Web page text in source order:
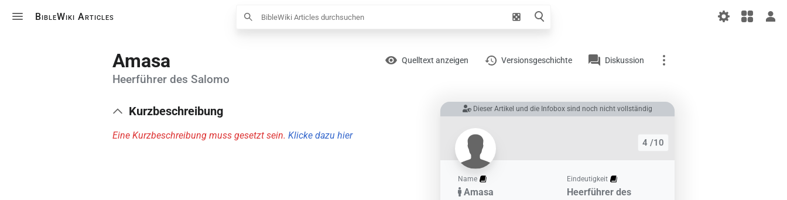
BibleWiki Articles
Zufälliger
Artikel
Amasa
Heerführer des Salomo
LesenQuelltext anzeigen Versionsgeschichte Diskussion
Links auf diesem
Artikel
Permanenter Link
Dieser Artikel und die Infobox sind noch nicht vollständig
4 /10
Name
Amasa
Eindeutigkeit
Heerführer des
Kurzbeschreibung
Eine Kurzbeschreibung muss gesetzt sein. Klicke dazu hier